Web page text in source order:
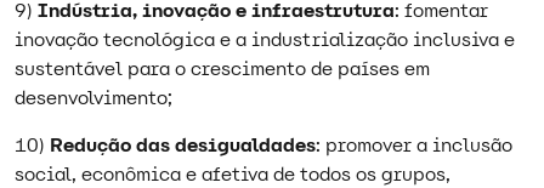
9) Indústria, inovação e infraestrutura: fomentar
inovação tecnológica e a industrialização inclusiva e
sustentável para o crescimento de países em
desenvolvimento;
10) Redução das desigualdades: promover a inclusão
social, econômica e afetiva de todos os grupos,